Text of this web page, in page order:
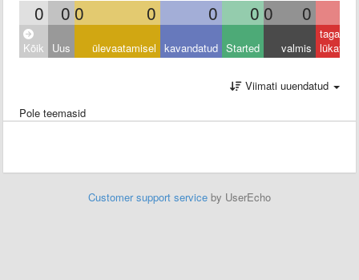
0 0 0 0 0 0 0 0
Kõik Uus ülevaatamisel kavandatud Started valmis
tagasi
lükatud
Viimati uuendatud
Pole teemasid
Customer support service by UserEcho